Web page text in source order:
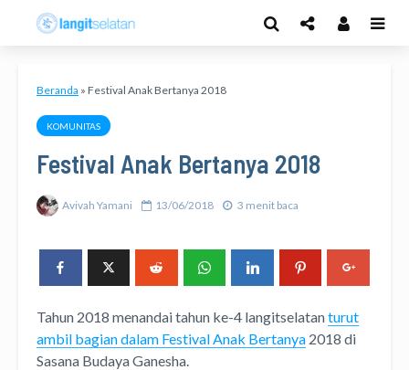
Beranda » Festival Anak Bertanya 2018
KOMUNITAS
Festival Anak Bertanya 2018
Avivah Yamani 13/06/2018 3 menit baca
Tahun 2018 menandai tahun ke-4 langitselatanturut
ambil bagian dalam Festival Anak Bertanya 2018 di
Sasana Budaya Ganesha.